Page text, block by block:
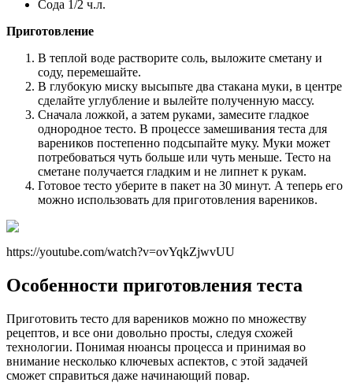
Сода 1/2 ч.л.
Приготовление
В теплой воде растворите соль, выложите сметану и
соду, перемешайте.
В глубокую миску высыпьте два стакана муки, в центре
сделайте углубление и вылейте полученную массу.
Сначала ложкой, а затем руками, замесите гладкое
однородное тесто. В процессе замешивания теста для
вареников постепенно подсыпайте муку. Муки может
потребоваться чуть больше или чуть меньше. Тесто на
сметане получается гладким и не липнет к рукам.
Готовое тесто уберите в пакет на 30 минут. А теперь его
можно использовать для приготовления вареников.
https://youtube.com/watch?v=ovYqkZjwvUU
Особенности приготовления теста
Приготовить тесто для вареников можно по множеству
рецептов, и все они довольно просты, следуя схожей
технологии. Понимая нюансы процесса и принимая во
внимание несколько ключевых аспектов, с этой задачей
сможет справиться даже начинающий повар.